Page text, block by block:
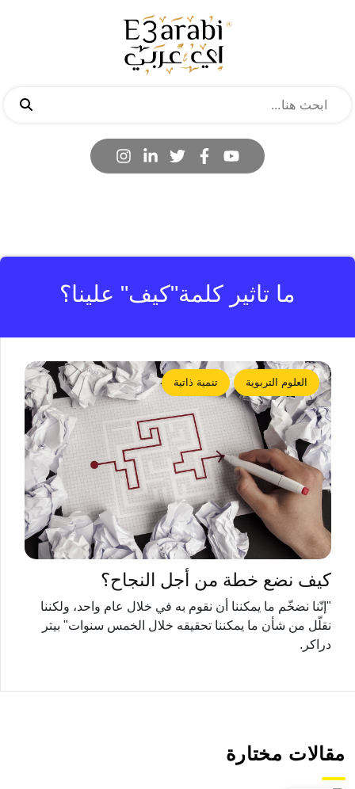
ما تاثير كلمة"كيف" علينا؟
العلوم التربوية تنمية ذاتية
كيف نضع خطة من أجل النجاح؟
"إنّنا نضخّم ما يمكننا أن نقوم به في خلال عام واحد، ولكننا
نقلّل من شأن ما يمكننا تحقيقه خلال الخمس سنوات" بيتر
دراكر.
مقالات مختارة